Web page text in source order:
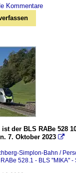
Kommentare
der BLS RABe 528
7. Oktober 2023 
Simplon-Bahn /
528.1 - BLS "MIKA" -